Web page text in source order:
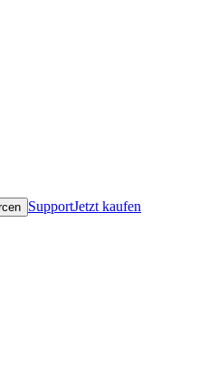
SupportJetzt kaufen